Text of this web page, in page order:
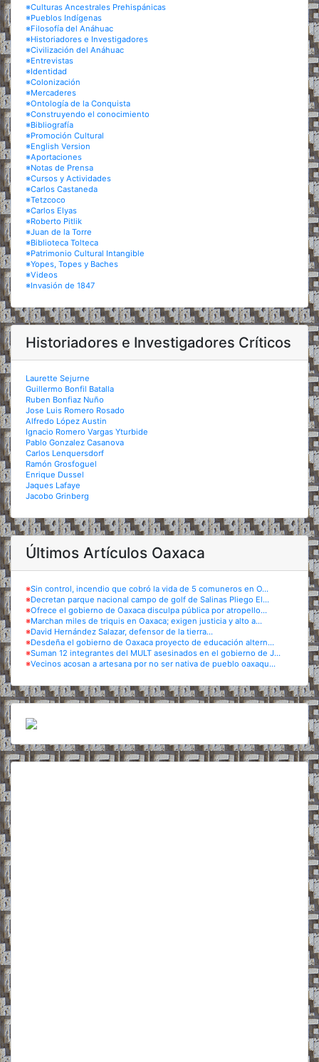
※Culturas Ancestrales Prehispánicas
※Pueblos Indígenas
※Filosofía del Anáhuac
※Historiadores e Investigadores
※Civilización del Anáhuac
※Entrevistas
※Identidad
※Colonización
※Mercaderes
※Ontología de la Conquista
※Construyendo el conocimiento
※Bibliografía
※Promoción Cultural
※English Version
※Aportaciones
※Notas de Prensa
※Cursos y Actividades
※Carlos Castaneda
※Tetzcoco
※Carlos Elyas
※Roberto Pitlik
※Juan de la Torre
※Biblioteca Tolteca
※Patrimonio Cultural Intangible
※Yopes, Topes y Baches
※Videos
※Invasión de 1847
Historiadores e Investigadores Críticos
Laurette Sejurne
Guillermo Bonfil Batalla
Ruben Bonfiaz Nuño
Jose Luis Romero Rosado
Alfredo López Austin
Ignacio Romero Vargas Yturbide
Pablo Gonzalez Casanova
Carlos Lenquersdorf
Ramón Grosfoguel
Enrique Dussel
Jaques Lafaye
Jacobo Grinberg
Últimos Artículos Oaxaca
※Sin control, incendio que cobró la vida de 5 comuneros en O...
※Decretan parque nacional campo de golf de Salinas Pliego El...
※Ofrece el gobierno de Oaxaca disculpa pública por atropello...
※Marchan miles de triquis en Oaxaca; exigen justicia y alto a...
※David Hernández Salazar, defensor de la tierra...
※Desdeña el gobierno de Oaxaca proyecto de educación altern...
※Suman 12 integrantes del MULT asesinados en el gobierno de J...
※Vecinos acosan a artesana por no ser nativa de pueblo oaxaqu...